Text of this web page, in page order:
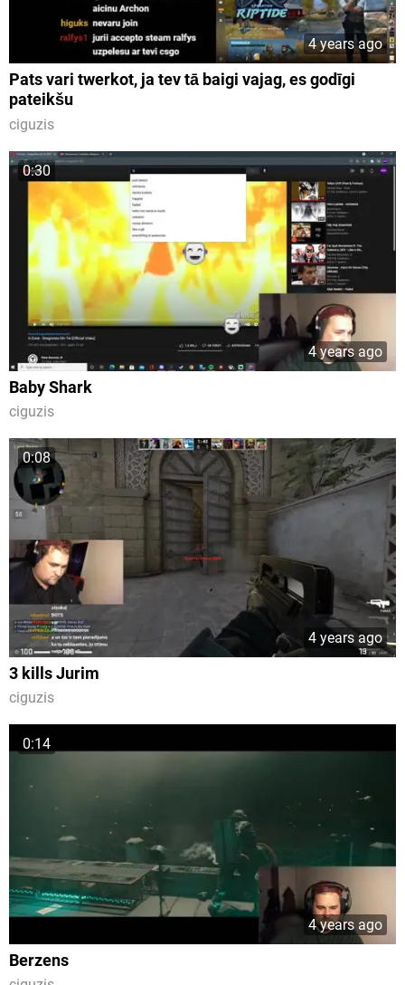
4 years ago
Pats vari twerkot, ja tev tā baigi vajag, es godīgi
pateikšu
ciguzis
0:30
4 years ago
Baby Shark
ciguzis
0:08
4 years ago
3 kills Jurim
ciguzis
0:14
4 years ago
Berzens